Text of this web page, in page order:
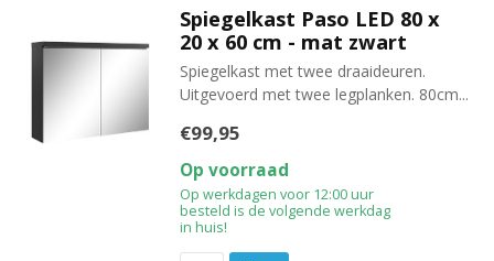
Spiegelkast Paso LED 80 x
20 x 60 cm - mat zwart
Spiegelkast met twee draaideuren.
Uitgevoerd met twee legplanken. 80cm...
€99,95
Op voorraad
Op werkdagen voor 12:00 uur
besteld is de volgende werkdag
in huis!